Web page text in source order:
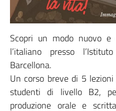
Scopri un modo nuovo e
l’italiano presso
Barcellona.
Un corso breve di 5
studenti di livello B2,
produzione orale e